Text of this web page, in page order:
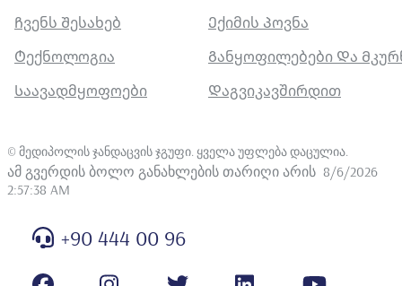
Ჩვენს Შესახებ
Ექიმის Პოვნა
Ტექნოლოგია
Განყოფილებები Და
Საავადმყოფოები
Დაგვიკავშირდით
© მედიპოლის ჯანდაცვის ჯგუფი. ყველა უფლება დაცულია
ამ გვერდის ბოლო განახლების თარიღი არის 8/6/2026
2:57:38 AM
+90 444 00 96